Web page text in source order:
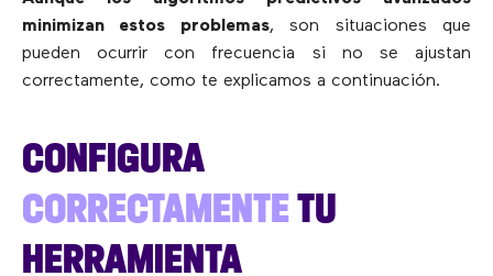
minimizan estos problemas, son situaciones que
pueden ocurrir con frecuencia si no se ajustan
correctamente, como te explicamos a continuación.
CONFIGURA
CORRECTAMENTETU
HERRAMIENTA